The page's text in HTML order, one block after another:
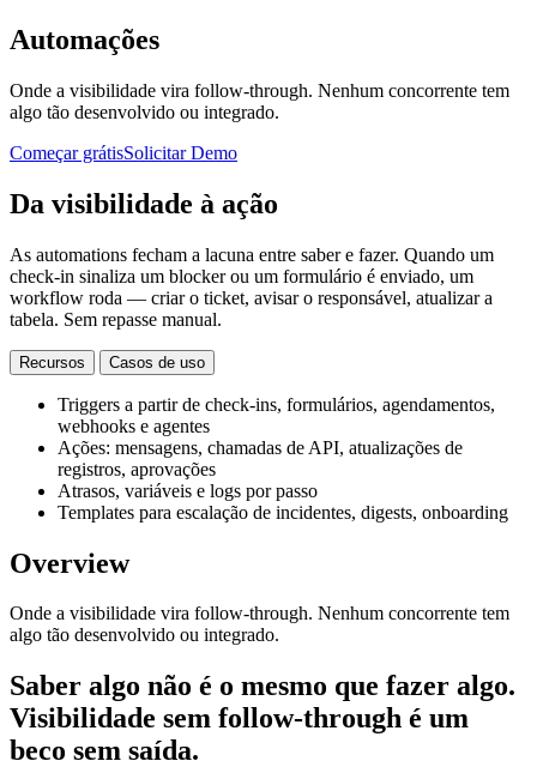
Automações
Onde a visibilidade vira follow-through. Nenhum concorrente tem
algo tão desenvolvido ou integrado.
Começar grátisSolicitar Demo
Da visibilidade à ação
As automations fecham a lacuna entre saber e fazer. Quando um
check-in sinaliza um blocker ou um formulário é enviado, um
workflow roda — criar o ticket, avisar o responsável, atualizar a
tabela. Sem repasse manual.
Recursos Casos de uso
Triggers a partir de check-ins, formulários, agendamentos,
webhooks e agentes
Ações: mensagens, chamadas de API, atualizações de
registros, aprovações
Atrasos, variáveis e logs por passo
Templates para escalação de incidentes, digests, onboarding
Overview
Onde a visibilidade vira follow-through. Nenhum concorrente tem
algo tão desenvolvido ou integrado.
Saber algo não é o mesmo que fazer algo.
Visibilidade sem follow-through é um
beco sem saída.